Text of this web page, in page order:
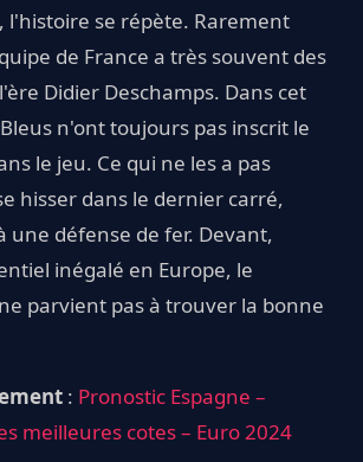
l'histoire se répète. Rarement
de France a très souvent des
Didier Deschamps. Dans cet
n'ont toujours pas inscrit le
le jeu. Ce qui ne les a pas
hisser dans le dernier carré,
une défense de fer. Devant,
inégalé en Europe, le
parvient pas à trouver la bonne
: Pronostic Espagne –
meilleures cotes – Euro 2024